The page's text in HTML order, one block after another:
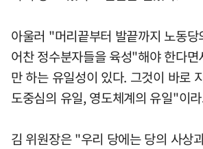
아울러 "머리끝부터 발끝까지 노동
어찬 정수분자들을 육성"해야 한다
만 하는 유일성이 있다. 그것이 바로
도중심의 유일, 영도체계의 유일"이
김 위원장은 "우리 당에는 당의 사상